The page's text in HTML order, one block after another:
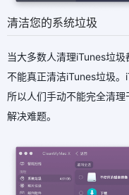
清洁您的系统垃圾
当大多数人清理iTunes垃
不能真正清洁iTunes垃圾。
所以人们手动不能完全清
解决难题。